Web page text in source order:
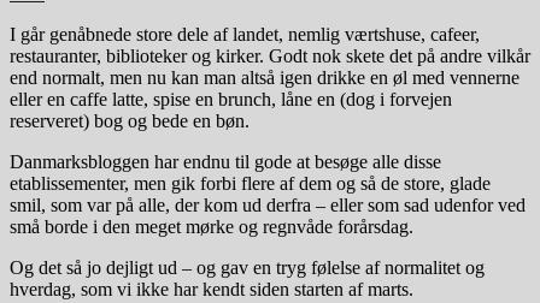
I går genåbnede store dele af landet, nemlig værtshuse, cafeer,
restauranter, biblioteker og kirker. Godt nok skete det på andre vilkår
end normalt, men nu kan man altså igen drikke en øl med vennerne
eller en caffe latte, spise en brunch, låne en (dog i forvejen
reserveret) bog og bede en bøn.
Danmarksbloggen har endnu til gode at besøge alle disse
etablissementer, men gik forbi flere af dem og så de store, glade
smil, som var på alle, der kom ud derfra – eller som sad udenfor ved
små borde i den meget mørke og regnvåde forårsdag.
Og det så jo dejligt ud – og gav en tryg følelse af normalitet og
hverdag, som vi ikke har kendt siden starten af marts.